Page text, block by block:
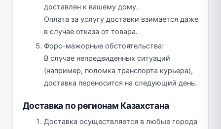
доставлен к вашему дому.
Оплата за услугу доставки взимается даже
в случае отказа от товара.
Форс-мажорные обстоятельства:
В случае непредвиденных ситуаций
(например, поломка транспорта курьера),
доставка переносится на следующий день.
Доставка по регионам Казахстана
Доставка осуществляется в любые города